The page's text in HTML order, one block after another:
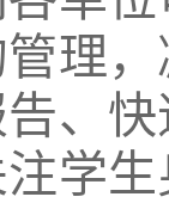
理
、
学